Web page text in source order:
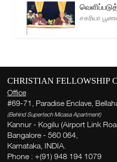
சகரியா
CHRISTIAN FELLOWSHIP
Office
#69-71, Paradise Enclave,
(Behind Supertech Micasa Apartment)
Kannur - Kogilu (Airport Link
Bangalore - 560 064,
Karnataka, INDIA.
Phone : +(91) 948 194 1079